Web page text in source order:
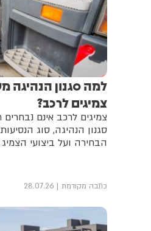
למה סגנון הנהיגה
צמיגים לרכב?
צמיגים לרכב אינם
סגנון הנהיגה, סוג
הבחירה ועל ביצועי
כתבה מקודמת 28.07.26